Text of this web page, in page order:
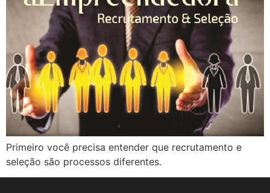
Primeiro você precisa entender que recrutamento e
seleção são processos diferentes.